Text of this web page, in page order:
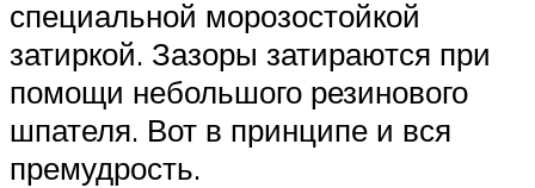
специальной морозостойкой
затиркой. Зазоры затираются при
помощи небольшого резинового
шпателя. Вот в принципе и вся
премудрость.